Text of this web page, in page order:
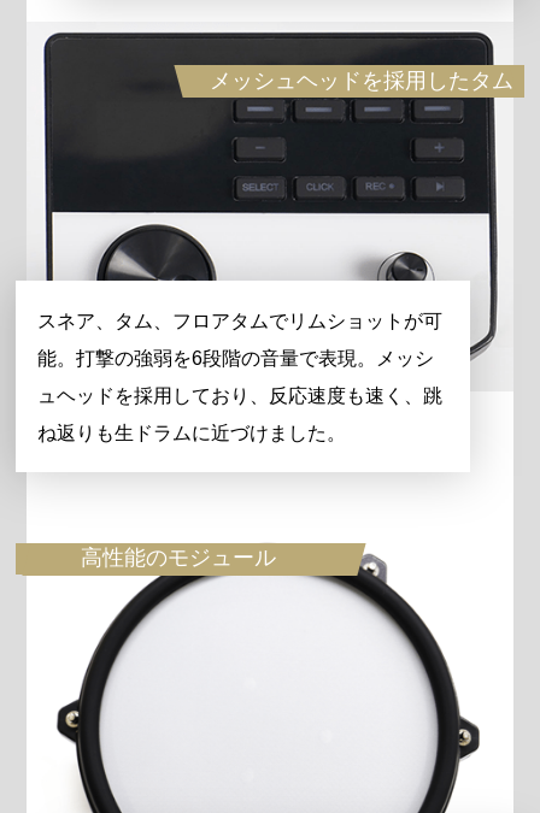
メッシュヘッドを採用したタム
スネア、タム、フロアタムでリムショットが可
能。打撃の強弱を6段階の音量で表現。メッシ
ュヘッドを採用しており、反応速度も速く、跳
ね返りも生ドラムに近づけました。
高性能のモジュール